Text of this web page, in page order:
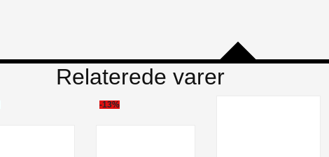
Relaterede varer
-13%